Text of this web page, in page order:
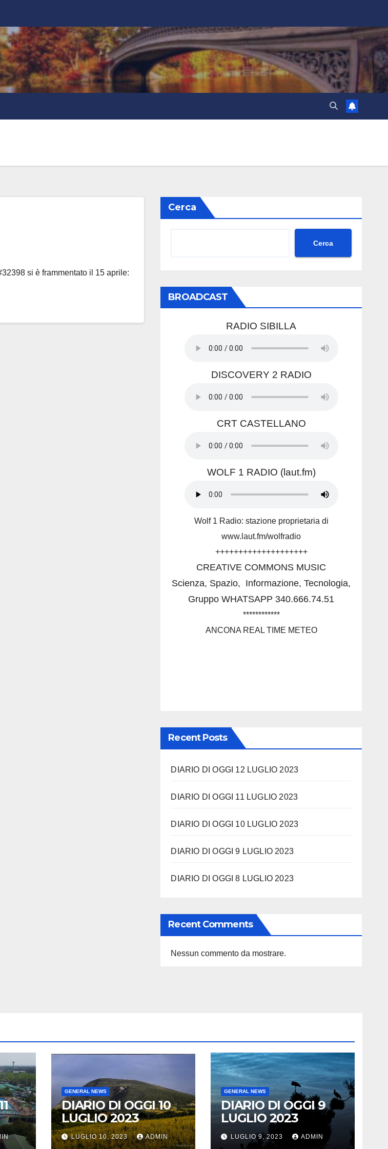
si è frammentato il 15 aprile:
Cerca
Cerca
BROADCAST
RADIO SIBILLA
DISCOVERY 2 RADIO
CRT CASTELLANO
WOLF 1 RADIO (laut.fm)
Wolf 1 Radio: stazione proprietaria di
www.laut.fm/wolfradio
++++++++++++++++++++
CREATIVE COMMONS MUSIC
Scienza, Spazio, Informazione, Tecnologia,
Gruppo WHATSAPP 340.666.74.51
************
ANCONA REAL TIME METEO
Recent Posts
DIARIO DI OGGI 12 LUGLIO 2023
DIARIO DI OGGI 11 LUGLIO 2023
DIARIO DI OGGI 10 LUGLIO 2023
DIARIO DI OGGI 9 LUGLIO 2023
DIARIO DI OGGI 8 LUGLIO 2023
Recent Comments
Nessun commento da mostrare.
GENERAL NEWS
DIARIO DI OGGI 10
LUGLIO 2023
LUGLIO 10, 2023 ADMIN
GENERAL NEWS
DIARIO DI OGGI 9
LUGLIO 2023
LUGLIO 9, 2023 ADMIN